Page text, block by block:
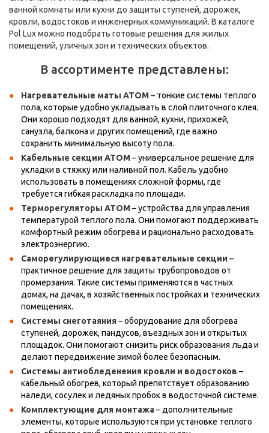
ванной комнаты или кухни до защиты ступеней, дорожек,
кровли, водостоков и инженерных коммуникаций. В каталоге
Pol Lux можно подобрать готовые решения для жилых
помещений, уличных зон и технических объектов.
В ассортименте представлены:
Нагревательные маты АТОМ– тонкие системы теплого
пола, которые удобно укладывать в слой плиточного клея.
Они хорошо подходят для ванной, кухни, прихожей,
санузла, балкона и других помещений, где важно
сохранить минимальную высоту пола.
Кабельные секции АТОМ– универсальное решение для
укладки в стяжку или наливной пол. Кабель удобно
использовать в помещениях сложной формы, где
требуется гибкая раскладка по площади.
Терморегуляторы АТОМ– устройства для управления
температурой теплого пола. Они помогают поддерживать
комфортный режим обогрева и рационально расходовать
электроэнергию.
Саморегулирующиеся нагревательные секции –
практичное решение для защиты трубопроводов от
промерзания. Такие системы применяются в частных
домах, на дачах, в хозяйственных постройках и технических
помещениях.
Системы снеготаяния– оборудование для обогрева
ступеней, дорожек, пандусов, въездных зон и открытых
площадок. Они помогают снизить риск образования льда и
делают передвижение зимой более безопасным.
Системы антиобледенения кровли и водостоков –
кабельный обогрев, который препятствует образованию
наледи, сосулек и ледяных пробок в водосточной системе.
Комплектующие для монтажа– дополнительные
элементы, которые используются при установке теплого